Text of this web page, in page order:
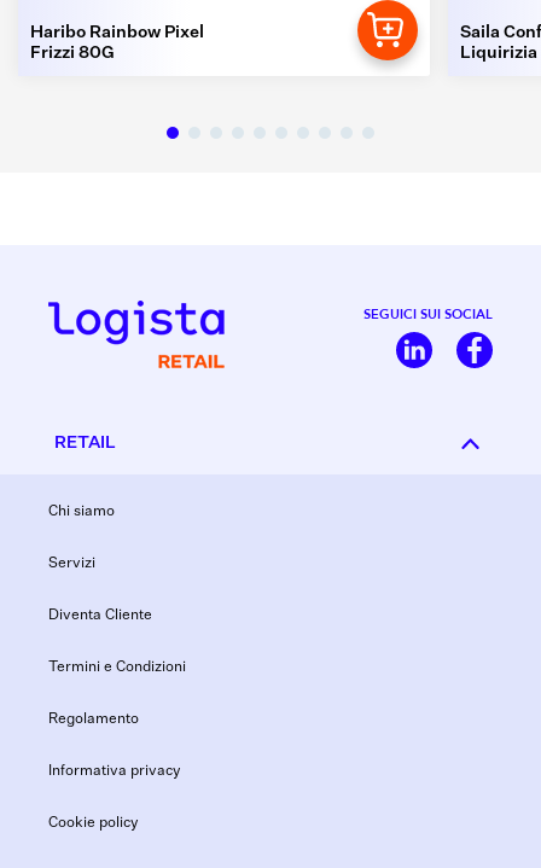
Haribo Rainbow Pixel
Frizzi 80G
Saila
Liquirizia
SEGUICI SUI SOCIAL
RETAIL
Chi siamo
Servizi
Diventa Cliente
Termini e Condizioni
Regolamento
Informativa privacy
Cookie policy